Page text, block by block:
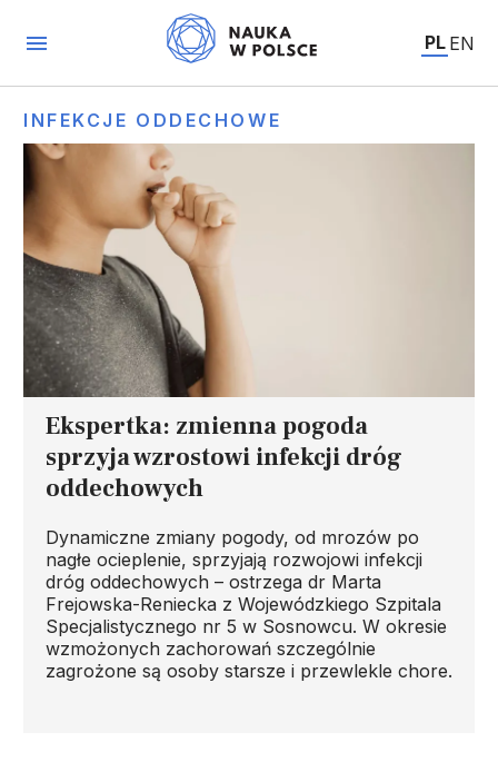
PL EN
INFEKCJE ODDECHOWE
Ekspertka: zmienna pogoda
sprzyja wzrostowi infekcji dróg
oddechowych
Dynamiczne zmiany pogody, od mrozów po
nagłe ocieplenie, sprzyjają rozwojowi infekcji
dróg oddechowych – ostrzega dr Marta
Frejowska-Reniecka z Wojewódzkiego Szpitala
Specjalistycznego nr 5 w Sosnowcu. W okresie
wzmożonych zachorowań szczególnie
zagrożone są osoby starsze i przewlekle chore.